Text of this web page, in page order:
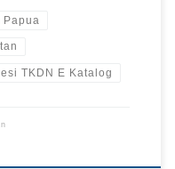
Papua
TKDN E Katalog